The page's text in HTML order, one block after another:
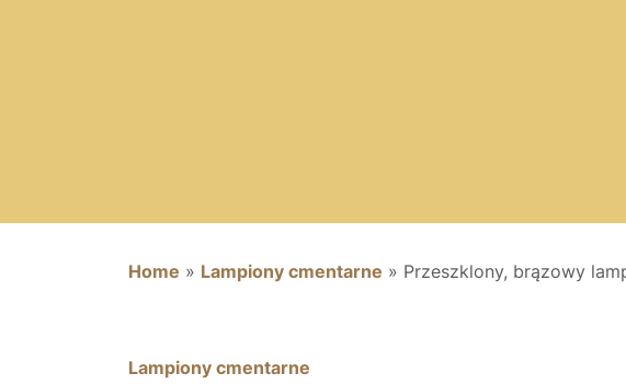
Home » Lampiony cmentarne » Przeszklony, brązowy
Lampiony cmentarne